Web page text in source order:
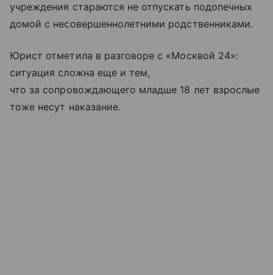
учреждения стараются не отпускать подопечных
домой с несовершеннолетними родственниками.
Юрист отметила в разговоре с «Москвой 24»:
ситуация сложна еще и тем,
что за сопровождающего младше 18 лет взрослые
тоже несут наказание.